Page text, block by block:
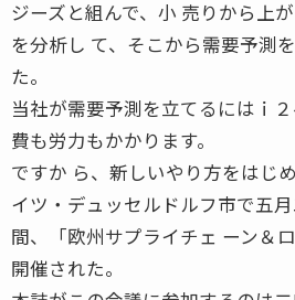
ジーズと組んで、小 売りから上
を分析し て、そこから需要予測
た。
当社が需要予測を立てるにはｉ
費も労力もかかります。
ですか ら、新しいやり方をはじ
イツ・デュッセルドルフ市で五
間、「欧州サプライチェ ーン＆
開催された。